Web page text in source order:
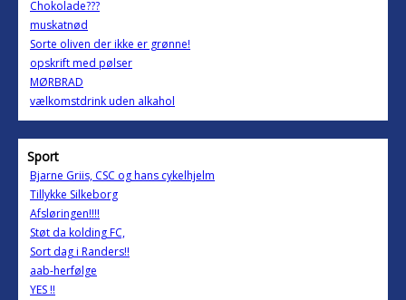
Chokolade???
muskatnød
Sorte oliven der ikke er grønne!
opskrift med pølser
MØRBRAD
vælkomstdrink uden alkahol
Sport
Bjarne Griis, CSC og hans cykelhjelm
Tillykke Silkeborg
Afsløringen!!!!
Støt da kolding FC,
Sort dag i Randers!!
aab-herfølge
YES !!